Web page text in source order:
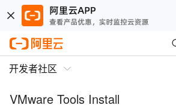
开发者社区
VMware Tools Install